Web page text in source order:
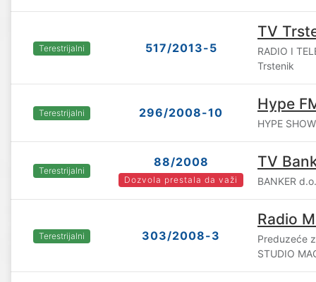
Terestrijalni 517/2013-5
TV
RADIO I
Trstenik
Terestrijalni 296/2008-10 Hype
HYPE
Terestrijalni
88/2008
Dozvola prestala da važi
TV
BANKER
Terestrijalni 303/2008-3
Radio
Preduzeće
STUDIO